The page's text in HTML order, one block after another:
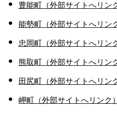
豊能町（外部サイトへリン
能勢町（外部サイトへリン
忠岡町（外部サイトへリン
熊取町（外部サイトへリン
田尻町（外部サイトへリン
岬町（外部サイトへリンク）